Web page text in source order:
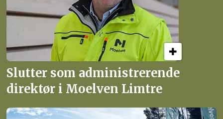
Slutter som administrerende
direktør i Moelven Limtre